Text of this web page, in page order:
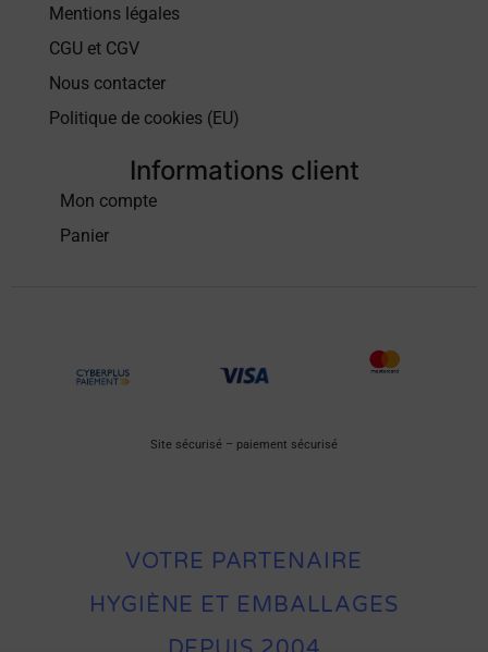
Mentions légales
CGU et CGV
Nous contacter
Politique de cookies (EU)
Informations client
Mon compte
Panier
Site sécurisé – paiement sécurisé
VOTRE PARTENAIRE
HYGIÈNE ET EMBALLAGES